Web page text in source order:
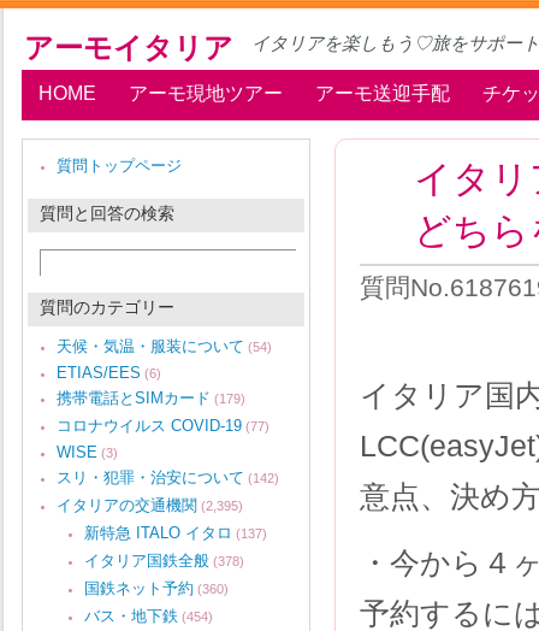
アーモイタリア イタリアを楽しもう♡旅をサポート
HOME アーモ現地ツアー アーモ送迎手配 チケ
イタリ
どち
質問
イタリア国
意点、決め
・今から４
予約するに
質問トップページ
質問と回答の検索
質問のカテゴリー
天候・気温・服装について (54)
ETIAS/EES (6)
携帯電話とSIMカード (179)
コロナウイルス COVID-19 (77)
WISE (3)
スリ・犯罪・治安について (142)
イタリアの交通機関 (2,395)
新特急 ITALO イタロ (137)
イタリア国鉄全般 (378)
国鉄ネット予約 (360)
バス・地下鉄 (454)